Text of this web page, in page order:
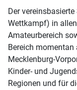
Der
Wettkampf) in
Amateurbereich
Bereich momentan
Mecklenburg-
Kinder- und
Regionen und für